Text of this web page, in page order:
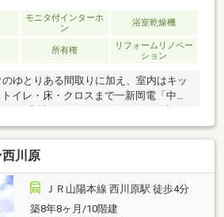
モニタ付インターホ
ン
浴室乾燥機
所有権
リフォームリノベー
ション
ゆとりある間取りに加え、室内はキッ
イレ・床・クロスまで一新岡電「中納
専有面積68㎡のゆとりある間取りに加
チン・浴室・トイレ・床・クロスまで
適な状態でそのままご入居可能です。購
購入+リノベーションなど、お気軽に
！お問い合わせは【086-250-9005】ま
来場予約ボタンから。
川原
ＪＲ山陽本線 西川原駅 徒歩4分
築8年8ヶ月/10階建